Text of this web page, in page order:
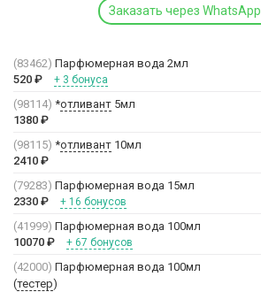
Заказать через WhatsApp
(83462) Парфюмерная вода 2мл
520 ₽ + 3 бонуса
(98114) *отливант 5мл
1380 ₽
(98115) *отливант 10мл
2410 ₽
(79283) Парфюмерная вода 15мл
2330 ₽ + 16 бонусов
(41999) Парфюмерная вода 100мл
10070 ₽ + 67 бонусов
(42000) Парфюмерная вода 100мл
(тестер)